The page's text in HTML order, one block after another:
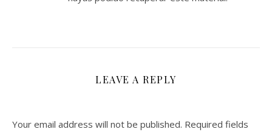
LEAVE A REPLY
Your email address will not be published. Required fields